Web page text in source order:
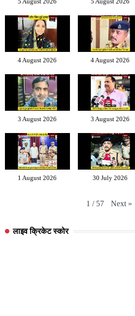
4 August 2026 4 August 2026
3 August 2026 3 August 2026
1 August 2026 30 July 2026
1 / 57 Next »
लाइव क्रिकेट स्कोर